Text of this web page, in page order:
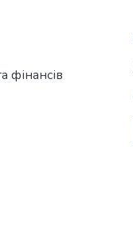
фінансів